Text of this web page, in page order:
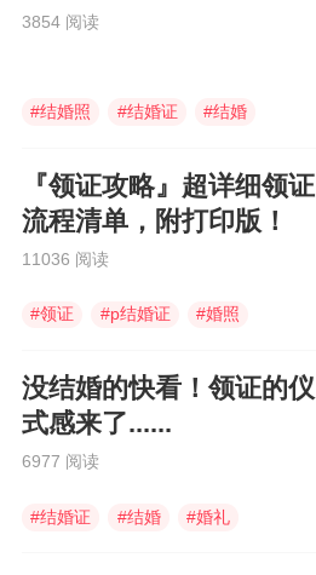
3854 阅读
#结婚照 #结婚证 #结婚
『领证攻略』超详细领证
流程清单，附打印版！
11036 阅读
#领证 #p结婚证 #婚照
没结婚的快看！领证的仪
式感来了......
6977 阅读
#结婚证 #结婚 #婚礼